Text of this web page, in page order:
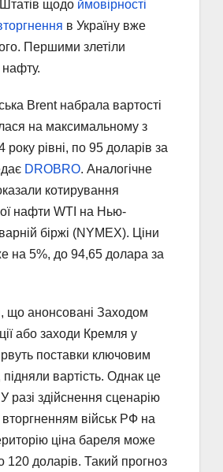
щодо ймовірності
в Україну вже
Першими злетіли
Brent набрала вартості
на максимальному з
року рівні, по 95 доларів за
DROBRO. Аналогічне
котирування
нафти WTI на Нью-
біржі (NYMEX). Ціни
на 5%, до 94,65 долара за
що анонсовані Заходом
або заходи Кремля у
поставки ключовим
вартість. Однак це
разі здійснення сценарію
вторгненням військ РФ на
ціна бареля може
120 доларів. Такий прогноз